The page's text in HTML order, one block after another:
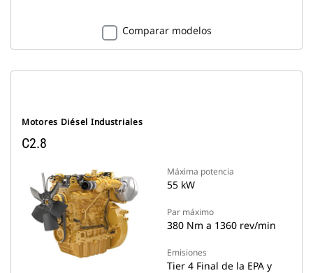
Comparar modelos
Motores Diésel Industriales
C2.8
Máxima potencia
55 kW
Par máximo
380 Nm a 1360 rev/min
Emisiones
Tier 4 Final de la EPA y